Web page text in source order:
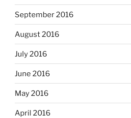
September 2016
August 2016
July 2016
June 2016
May 2016
April 2016